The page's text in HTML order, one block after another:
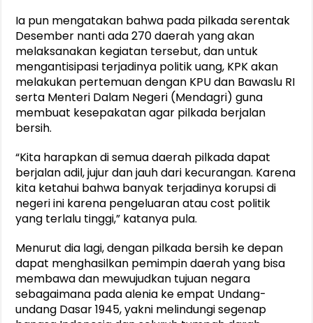
Ia pun mengatakan bahwa pada pilkada serentak
Desember nanti ada 270 daerah yang akan
melaksanakan kegiatan tersebut, dan untuk
mengantisipasi terjadinya politik uang, KPK akan
melakukan pertemuan dengan KPU dan Bawaslu RI
serta Menteri Dalam Negeri (Mendagri) guna
membuat kesepakatan agar pilkada berjalan
bersih.
“Kita harapkan di semua daerah pilkada dapat
berjalan adil, jujur dan jauh dari kecurangan. Karena
kita ketahui bahwa banyak terjadinya korupsi di
negeri ini karena pengeluaran atau cost politik
yang terlalu tinggi,” katanya pula.
Menurut dia lagi, dengan pilkada bersih ke depan
dapat menghasilkan pemimpin daerah yang bisa
membawa dan mewujudkan tujuan negara
sebagaimana pada alenia ke empat Undang-
undang Dasar 1945, yakni melindungi segenap